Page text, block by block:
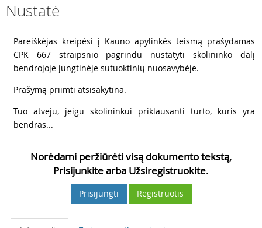
Nustatė
Pareiškėjas kreipėsi į Kauno apylinkės teismą prašydamas
CPK 667 straipsnio pagrindu nustatyti skolininko dalį
bendrojoje jungtinėje sutuoktinių nuosavybėje.
Prašymą priimti atsisakytina.
Tuo atveju, jeigu skolininkui priklausanti turto, kuris yra
bendras...
Norėdami peržiūrėti visą dokumento tekstą,
Prisijunkite arba Užsiregistruokite.
Prisijungti Registruotis